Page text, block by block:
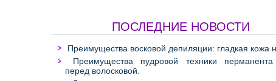
ПОСЛЕДНИЕ НОВОСТИ
Преимущества восковой депиляции: гладкая кожа
Преимущества пудровой техники
перед волосковой.